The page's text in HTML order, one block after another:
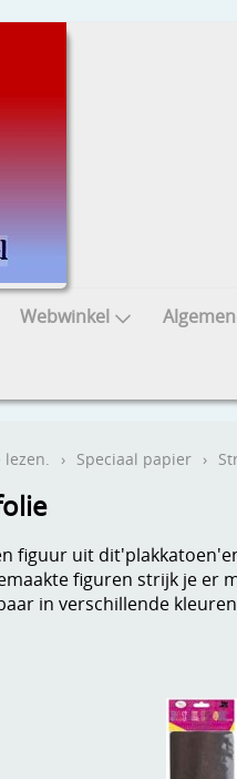
Webwinkel
lezen. › Speciaal papier ›
figuur uit
figuren strijk je er
in verschillende